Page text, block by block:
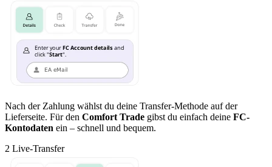
Nach der Zahlung wählst du deine Transfer-Methode auf der
Lieferseite. Für den Comfort Trade gibst du einfach deine FC-
Kontodaten ein – schnell und bequem.
2 Live-Transfer